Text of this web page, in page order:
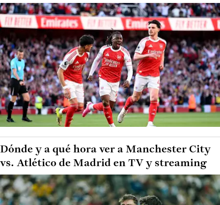
Dónde y a qué hora ver a Manchester City
vs. Atlético de Madrid en TV y streaming